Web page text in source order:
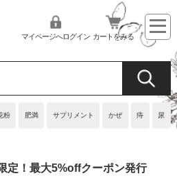
粉 肥満 サプリメント かぜ 痔 尿
マイページへログイン カートをみる
定！最大5%offクーポン発行